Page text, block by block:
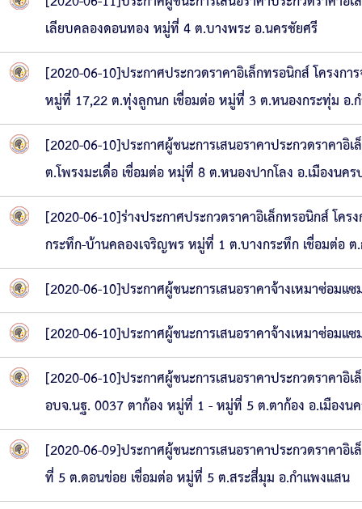
เลียบคลองดอนทอง หมู่ที่ 4 ต.บางพระ อ.นครชัยศรี
[2020-06-10]ประกาศประกวดราคาอิเล็กทรอนิกส์ โครง
หมู่ที่ 17,22 ต.ทุ่งลูกนก เชื่อมต่อ หมู่ที่ 3 ต.หนองกระทุ่ม อ.
[2020-06-10]ประกาศผู้ชนะการเสนอราคาประกวดราคา
ต.โพรงมะเดื่อ เชื่อมต่อ หมุ่ที่ 8 ต.หนองปากโลง อ.เมืองนค
[2020-06-10]ร่างประกาศประกวดราคาอิเล็กทรอนิกส์ โ
กระทึก-บ้านคลองเจริญพร หมู่ที่ 1 ต.บางกระทึก เชื่อมต่อ
[2020-06-10]ประกาศผู้ชนะการเสนอราคาจ้างเหมาซ่อมแ
[2020-06-10]ประกาศผู้ชนะการเสนอราคาจ้างเหมาซ่อมแ
[2020-06-10]ประกาศผู้ชนะการเสนอราคาประกวดราคา
อบจ.นฐ. 0037 ตาก้อง หมู่ที่ 1 - หมู่ที่ 5 ต.ตาก้อง อ.เมืองน
[2020-06-09]ประกาศผู้ชนะการเสนอราคาประกวดราคา
ที่ 5 ต.ดอนข่อย เชื่อมต่อ หมู่ที่ 5 ต.สระสี่มุม อ.กำแพงแสน